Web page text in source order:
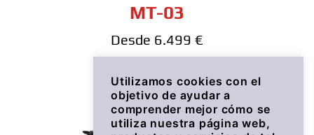
MT-03
Desde 6.499 €
Utilizamos cookies con el
objetivo de ayudar a
comprender mejor cómo se
utiliza nuestra página web,